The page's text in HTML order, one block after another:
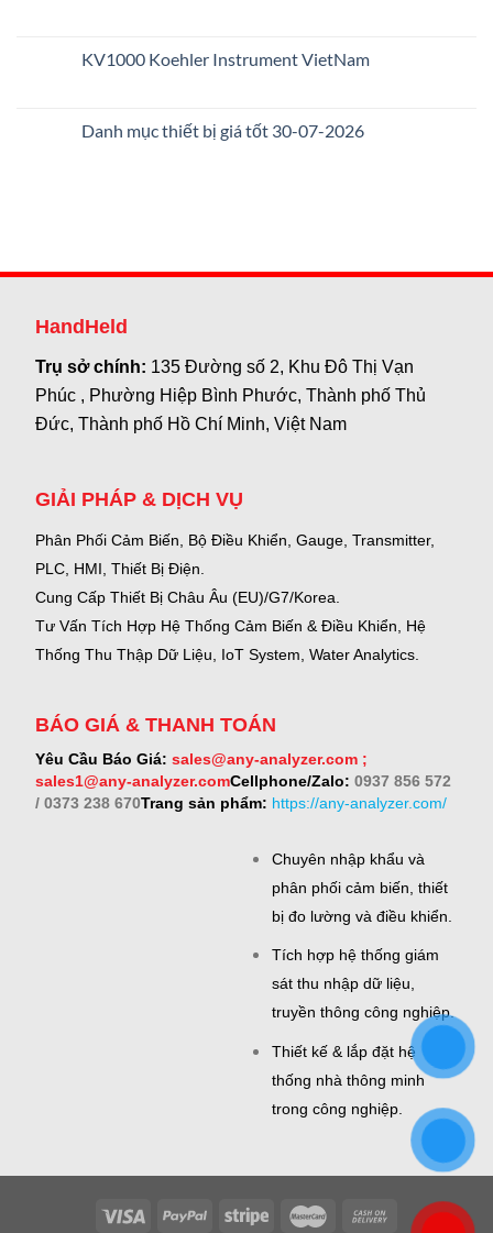
KV1000 Koehler Instrument VietNam
Danh mục thiết bị giá tốt 30-07-2026
HandHeld
Trụ sở chính: 135 Đường số 2, Khu Đô Thị Vạn
Phúc , Phường Hiệp Bình Phước, Thành phố Thủ
Đức, Thành phố Hồ Chí Minh, Việt Nam
GIẢI PHÁP & DỊCH VỤ
Phân Phối Cảm Biến, Bộ Điều Khiển, Gauge, Transmitter,
PLC, HMI, Thiết Bị Điện.
Cung Cấp Thiết Bị Châu Âu (EU)/G7/Korea.
Tư Vấn Tích Hợp Hệ Thống Cảm Biến & Điều Khiển, Hệ
Thống Thu Thập Dữ Liệu, IoT System, Water Analytics.
BÁO GIÁ & THANH TOÁN
Yêu Cầu Báo Giá: sales@any-analyzer.com ;
sales1@any-analyzer.comCellphone/Zalo: 0937 856 572
/ 0373 238 670Trang sản phẩm: https://any-analyzer.com/
Chuyên nhập khẩu và
phân phối cảm biến, thiết
bị đo lường và điều khiển.
Tích hợp hệ thống giám
sát thu nhập dữ liệu,
truyền thông công nghiệp.
Thiết kế & lắp đặt hệ
thống nhà thông minh
trong công nghiệp.